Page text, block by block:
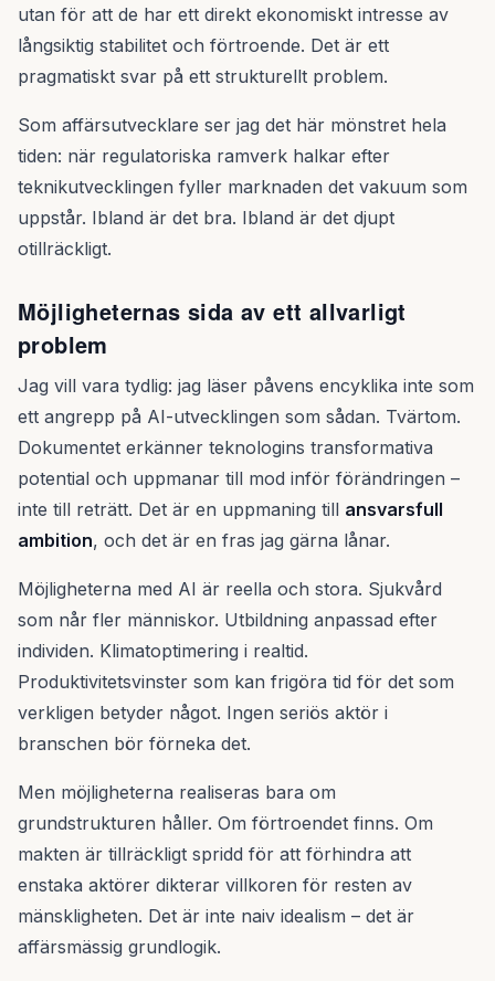
utan för att de har ett direkt ekonomiskt intresse av
långsiktig stabilitet och förtroende. Det är ett
pragmatiskt svar på ett strukturellt problem.
Som affärsutvecklare ser jag det här mönstret hela
tiden: när regulatoriska ramverk halkar efter
teknikutvecklingen fyller marknaden det vakuum som
uppstår. Ibland är det bra. Ibland är det djupt
otillräckligt.
Möjligheternas sida av ett allvarligt
problem
Jag vill vara tydlig: jag läser påvens encyklika inte som
ett angrepp på AI-utvecklingen som sådan. Tvärtom.
Dokumentet erkänner teknologins transformativa
potential och uppmanar till mod inför förändringen –
inte till reträtt. Det är en uppmaning till ansvarsfull
ambition, och det är en fras jag gärna lånar.
Möjligheterna med AI är reella och stora. Sjukvård
som når fler människor. Utbildning anpassad efter
individen. Klimatoptimering i realtid.
Produktivitetsvinster som kan frigöra tid för det som
verkligen betyder något. Ingen seriös aktör i
branschen bör förneka det.
Men möjligheterna realiseras bara om
grundstrukturen håller. Om förtroendet finns. Om
makten är tillräckligt spridd för att förhindra att
enstaka aktörer dikterar villkoren för resten av
mänskligheten. Det är inte naiv idealism – det är
affärsmässig grundlogik.